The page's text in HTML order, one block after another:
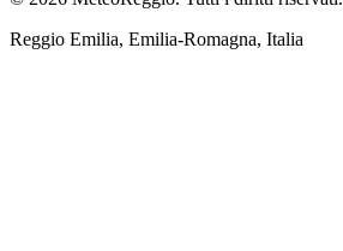
Reggio Emilia, Emilia-Romagna, Italia